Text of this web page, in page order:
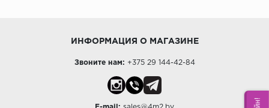
ИНФОРМАЦИЯ О МАГАЗИНЕ
Звоните нам: +375 29 144-42-84